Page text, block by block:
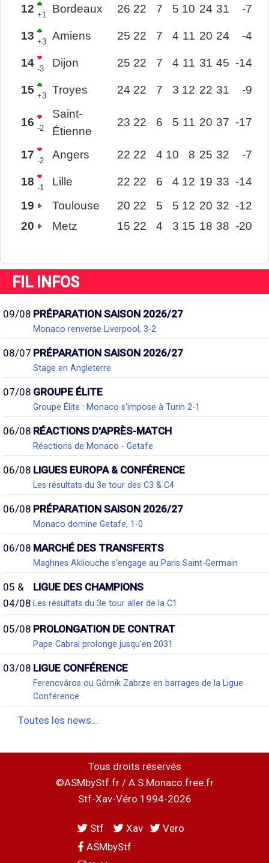
12 +1 Bordeaux 26 22 7 5 10 24 31 -7
13 +3 Amiens 25 22 7 4 11 20 24 -4
14 -3 Dijon 25 22 7 4 11 31 45 -14
15 +3 Troyes 24 22 7 3 12 22 31 -9
16 -2
Saint-
Étienne
23 22 6 5 11 20 37 -17
17 -2 Angers 22 22 4 10 8 25 32 -7
18 -1 Lille 22 22 6 4 12 19 33 -14
19
Toulouse 20 22 5 5 12 20 32 -12
20
Metz 15 22 4 3 15 18 38 -20
FIL INFOS
09/08 PRÉPARATION SAISON 2026/27
Monaco renverse Liverpool, 3-2
08/07 PRÉPARATION SAISON 2026/27
Stage en Angleterre
07/08 GROUPE ÉLITE
Groupe Élite : Monaco s'impose à Turin 2-1
06/08 RÉACTIONS D'APRÈS-MATCH
Réactions de Monaco - Getafe
06/08 LIGUES EUROPA & CONFÉRENCE
Les résultats du 3e tour des C3 & C4
06/08 PRÉPARATION SAISON 2026/27
Monaco domine Getafe, 1-0
06/08 MARCHÉ DES TRANSFERTS
Maghnes Akliouche s'engage au Paris Saint-Germain
05 &
04/08
LIGUE DES CHAMPIONS
Les résultats du 3e tour aller de la C1
05/08 PROLONGATION DE CONTRAT
Pape Cabral prolonge jusqu'en 2031
03/08 LIGUE CONFÉRENCE
Ferencváros ou Górnik Zabrze en barrages de la Ligue
Conférence
Toutes les news...
Tous droits réservés
©ASMbyStf.fr / A.S.Monaco.free.fr
Stf-Xav-Véro 1994-2026
Stf Xav
Vero
ASMbyStf